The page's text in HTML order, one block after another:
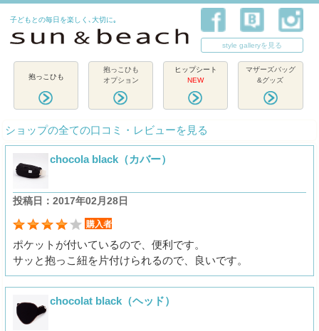
子どもとの毎日を楽しく､大切に｡
style galleryを見る
抱っこひも
抱っこひも
オプション
ヒップシート
NEW
マザーズバッグ
&グッズ
ショップの全ての口コミ・レビューを見る
chocola black（カバー）
投稿日：2017年02月28日
購入者
ポケットが付いているので、便利です。
サッと抱っこ紐を片付けられるので、良いです。
chocolat black（ヘッド）